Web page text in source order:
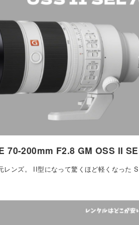
70-200mm F2.8 GM OSS II
レンズ。 II型になって驚くほど軽くなった